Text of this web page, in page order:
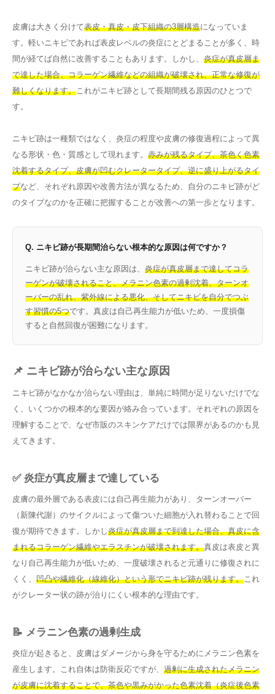
皮膚は大きく分けて表皮・真皮・皮下組織の3層構造になっていま
す。軽いニキビであれば表皮レベルの炎症にとどまることが多く、時
間が経てば自然に改善することもあります。しかし、 炎症が真皮層ま
で達した場合、コラーゲン繊維などの組織が破壊され、正常な修復が
難しくなります。 これがニキビ跡として長期間残る原因のひとつで
す。
ニキビ跡は一種類ではなく、炎症の程度や皮膚の修復過程によって異
なる形状・色・質感として現れます。 赤みが残るタイプ、茶色く色素
沈着するタイプ、皮膚が凹むクレータータイプ、逆に盛り上がるタイ
プなど、それぞれ原因や改善方法が異なるため、自分のニキビ跡がど
のタイプなのかを正確に把握することが改善への第一歩となります。
Q. ニキビ跡が長期間治らない根本的な原因は何ですか？
ニキビ跡が治らない主な原因は、 炎症が真皮層まで達してコラ
ーゲンが破壊されること、メラニン色素の過剰沈着、ターンオ
ーバーの乱れ、紫外線による悪化、そしてニキビを自分でつぶ
す習慣の5つです。真皮は自己再生能力が低いため、一度損傷
すると自然回復が困難になります。
📌 ニキビ跡が治らない主な原因
ニキビ跡がなかなか治らない理由は、単純に時間が足りないだけでな
く、いくつかの根本的な要因が絡み合っています。それぞれの原因を
理解することで、なぜ市販のスキンケアだけでは限界があるのかも見
えてきます。
✅ 炎症が真皮層まで達している
皮膚の最外層である表皮には自己再生能力があり、ターンオーバー
（新陳代謝）のサイクルによって傷ついた細胞が入れ替わることで回
復が期待できます。しかし炎症が真皮層まで到達した場合、真皮に含
まれるコラーゲン繊維やエラスチンが破壊されます。真皮は表皮と異
なり自己再生能力が低いため、一度破壊されると元通りに修復されに
くく、 凹凸や繊維化（線維化）という形でニキビ跡が残ります。 これ
がクレーター状の跡が治りにくい根本的な理由です。
📝 メラニン色素の過剰生成
炎症が起きると、皮膚はダメージから身を守るためにメラニン色素を
産生します。これ自体は防衛反応ですが、 過剰に生成されたメラニン
が皮膚に沈着することで、茶色や黒みがかった色素沈着（炎症後色素